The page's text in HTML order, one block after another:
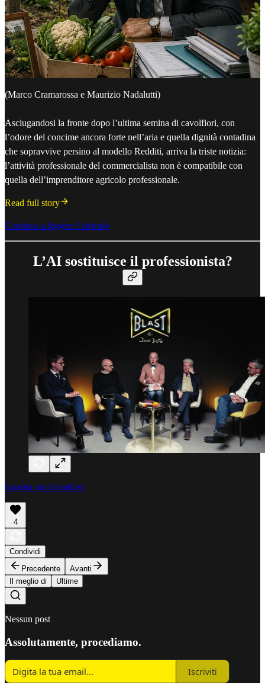
(Marco Cramarossa e Maurizio Nadalutti)
Asciugandosi la fronte dopo l’ultima semina di cavolfiori, con
l’odore del concime ancora forte nell’aria e quella dignità contadina
che sopravvive persino al modello Redditi, arriva la triste notizia:
l’attività professionale del commercialista non è compatibile con
quella dell’imprenditore agricolo professionale.
Read full story
Continua a leggere l'articolo
L’AI sostituisce il professionista?
Guarda ora il podcast
4
Condividi
Precedente
Avanti
Il meglio di
Ultime
Nessun post
Assolutamente, procediamo.
Iscriviti